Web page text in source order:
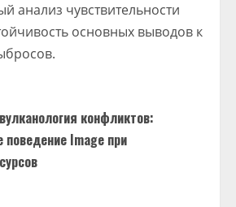
анализ чувствительности
основных выводов к
конфликтов:
поведение Image при